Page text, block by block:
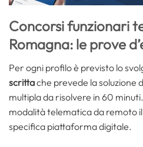
Concorsi funzionari
Romagna: le prove
Per ogni profilo è previsto lo
scrittache prevede la soluzione
multipla da risolvere in 60
modalità telematica da remoto il
specifica piattaforma digitale.